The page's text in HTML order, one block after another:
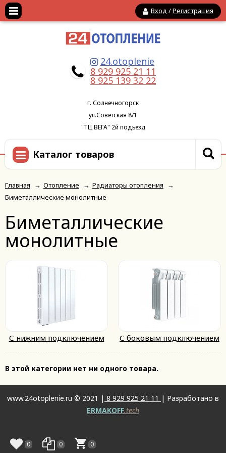
Вход /Регистрация
24.otoplenie
8 929 925 21 11
8 925 139 32 22
г. Солнечногорск
ул.Советская 8/1
"ТЦ ВЕГА" 2й подъезд
Каталог товаров
Главная → Отопление → Радиаторы отопления
→
Биметаллические монолитные
Биметаллические
монолитные
С нижним подключением С боковым подключением
В этой категории нет ни одного товара.
www.24otoplenie.ru © 2021 | 8 929 925 21 11 | Разработано в
ERMAKOFF.tech
0 0 0